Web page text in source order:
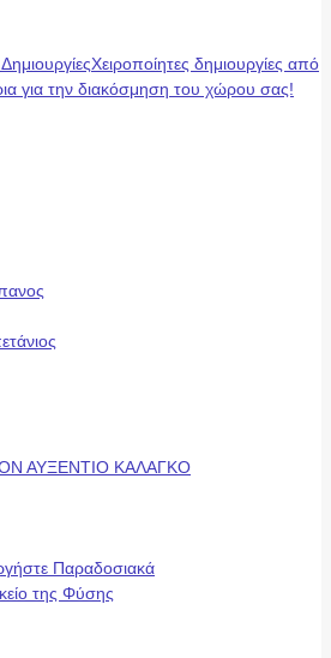
Χειροποίητες δημιουργίες από
για την διακόσμηση του χώρου σας!
ΑΥΞΕΝΤΙΟ ΚΑΛΑΓΚΟ
Παραδοσιακά
της Φύσης